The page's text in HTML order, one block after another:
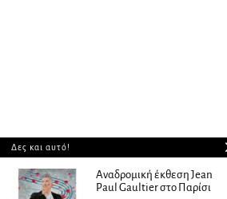
Δες και αυτό!
Αναδρομική έκθεση Jean
Paul Gaultier στο Παρίσι